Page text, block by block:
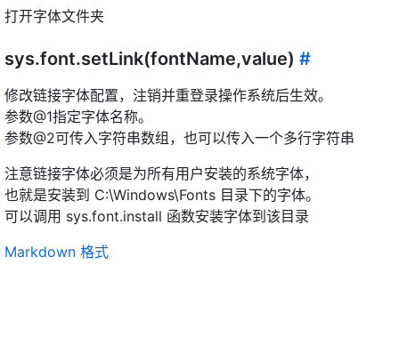
打开字体文件夹
sys.font.setLink(fontName,value) #
修改链接字体配置，注销并重登录操作系统后生效。
参数@1指定字体名称。
参数@2可传入字符串数组，也可以传入一个多行字符串
注意链接字体必须是为所有用户安装的系统字体，
也就是安装到 C:\Windows\Fonts 目录下的字体。
可以调用 sys.font.install 函数安装字体到该目录
Markdown 格式